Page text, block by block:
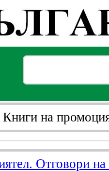
Книги на
Отговори